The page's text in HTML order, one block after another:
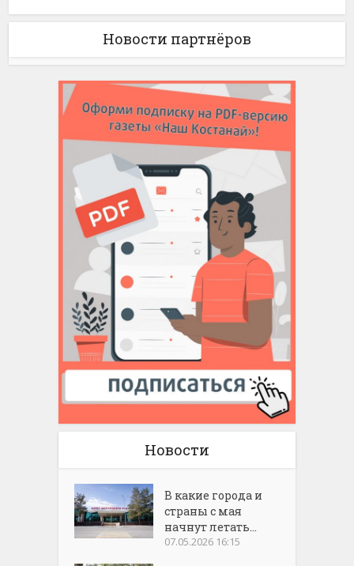
Новости партнёров
Новости
В какие города и
страны с мая
начнут летать...
07.05.2026 16:15